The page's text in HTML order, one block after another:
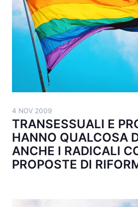
4 NOV 2009
TRANSESSUALI E
HANNO QUALCOSA
ANCHE I RADICALI
PROPOSTE DI